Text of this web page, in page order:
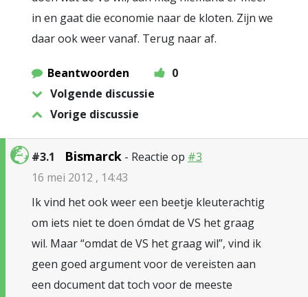
in en gaat die economie naar de kloten. Zijn we
daar ook weer vanaf. Terug naar af.
Beantwoorden
0
Volgende discussie
Vorige discussie
#3.1 Bismarck - Reactie op #3
16 mei 2012 , 14:43
Ik vind het ook weer een beetje kleuterachtig
om iets niet te doen ómdat de VS het graag
wil. Maar “omdat de VS het graag wil”, vind ik
geen goed argument voor de vereisten aan
een document dat toch voor de meeste